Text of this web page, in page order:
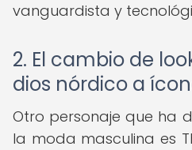
vanguardista y
2. El cambio de
dios nórdico a
Otro personaje que ha
la moda masculina es